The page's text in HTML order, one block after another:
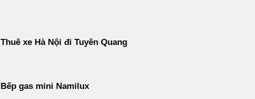
Thuê xe Hà Nội đi Tuyên Quang
Bếp gas mini Namilux